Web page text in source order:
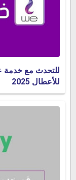
للتحدث مع خدمة
للأعطال 2025